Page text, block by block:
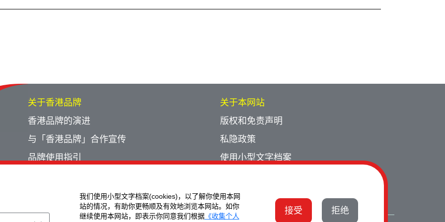
我们使用小型文字档案(cookies)，以了解你使用本网
站的情况，有助你更畅顺及有效地浏览本网站。如你
继续使用本网站，即表示你同意我们根据《收集个人
接受 拒绝
关于香港品牌
香港品牌的演进
与「香港品牌」合作宣传
品牌使用指引
关于本网站
版权和免责声明
私隐政策
使用小型文字档案
联络我们